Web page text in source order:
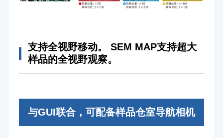
支持全视野移动。 SEM MAP支持超大
样品的全视野观察。
与GUI联合，可配备样品仓室导航相机